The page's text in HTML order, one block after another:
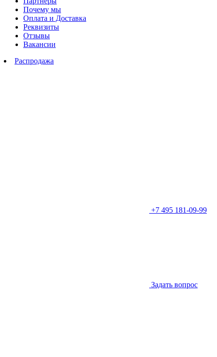
Почему мы
Оплата и Доставка
Реквизиты
Отзывы
Вакансии
Распродажа
+7 495 181-09-99
Задать вопрос